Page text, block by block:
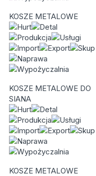
KOSZE METALOWE
KOSZE METALOWE DO
SIANA
KOSZE METALOWE